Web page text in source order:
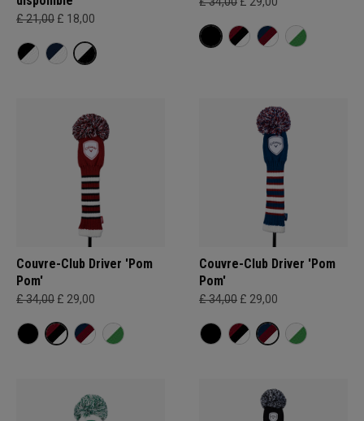
£ 21,00 £ 18,00
Couvre-Club Driver 'Pom
Pom'
£ 34,00 £ 29,00
Couvre-Club Driver 'Pom
Pom'
£ 34,00 £ 29,00